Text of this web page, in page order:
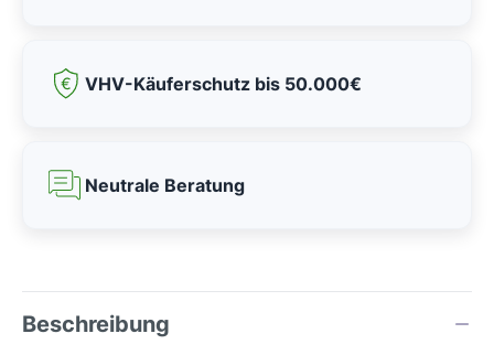
VHV-Käuferschutz bis 50.000€
Neutrale Beratung
Beschreibung